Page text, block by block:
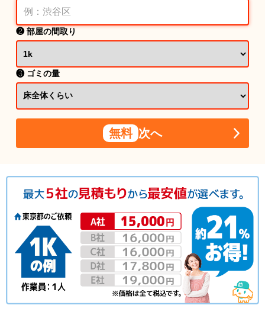
❷ 部屋の間取り
❸ ゴミの量
無料 次へ